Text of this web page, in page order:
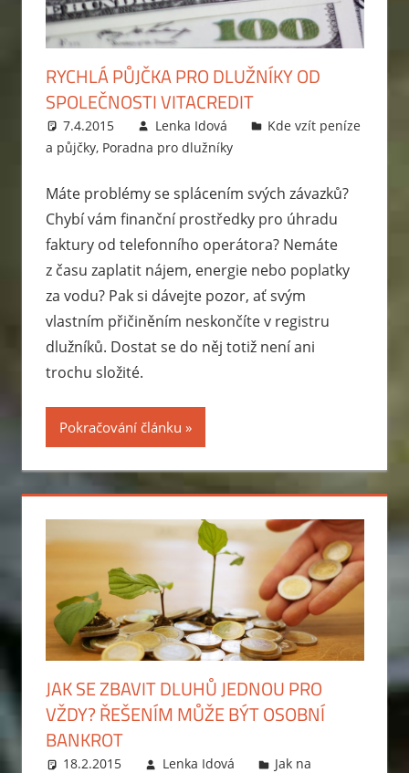
zabavit
exekutor,
probíhá
exekuce
mzdu
účet?
Rady
zbavit
dluhů
vyhnout
exekuci.
Ptejte
poradíme.
RYCHLÁ PŮJČKA PRO DLUŽNÍKY OD
SPOLEČNOSTI VITACREDIT
7.4.2015 Lenka Idová
Kde vzít peníze
a půjčky, Poradna pro dlužníky
Máte problémy se splácením svých závazků?
Chybí vám finanční prostředky pro úhradu
faktury od telefonního operátora? Nemáte
z času zaplatit nájem, energie nebo poplatky
za vodu? Pak si dávejte pozor, ať svým
vlastním přičiněním neskončíte v registru
dlužníků. Dostat se do něj totiž není ani
trochu složité.
Pokračování článku
JAK SE ZBAVIT DLUHŮ JEDNOU PRO
VŽDY? ŘEŠENÍM MŮŽE BÝT OSOBNÍ
BANKROT
18.2.2015 Lenka Idová
Jak na